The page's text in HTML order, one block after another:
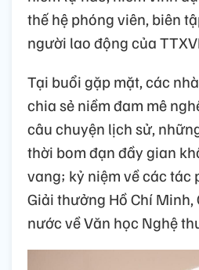
thế hệ phóng viên, biên
người lao động của
Tại buổi gặp mặt, các
chia sẻ niềm đam mê
câu chuyện lịch sử,
thời bom đạn đầy gian
vang; kỷ niệm về các tác
Giải thưởng Hồ Chí
nước về Văn học Nghệ